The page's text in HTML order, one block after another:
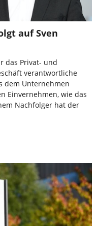
auf Sven
das Privat- und
verantwortliche
dem Unternehmen
Einvernehmen, wie das
Nachfolger hat der